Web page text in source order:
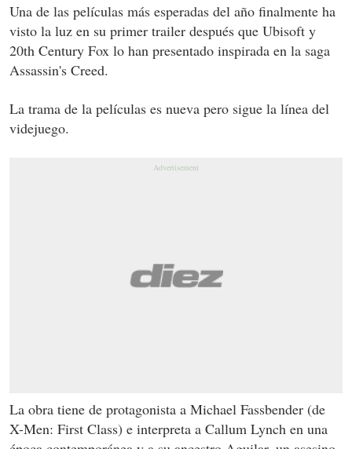
Una de las películas más esperadas del año finalmente ha
visto la luz en su primer trailer después que Ubisoft y
20th Century Fox lo han presentado inspirada en la saga
Assassin's Creed.
La trama de la películas es nueva pero sigue la línea del
videjuego.
La obra tiene de protagonista a Michael Fassbender (de
X-Men: First Class) e interpreta a Callum Lynch en una